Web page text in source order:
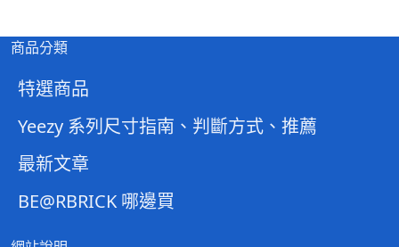
商品分類
特選商品
Yeezy 系列尺寸指南、判斷方式、推薦
最新文章
BE@RBRICK 哪邊買